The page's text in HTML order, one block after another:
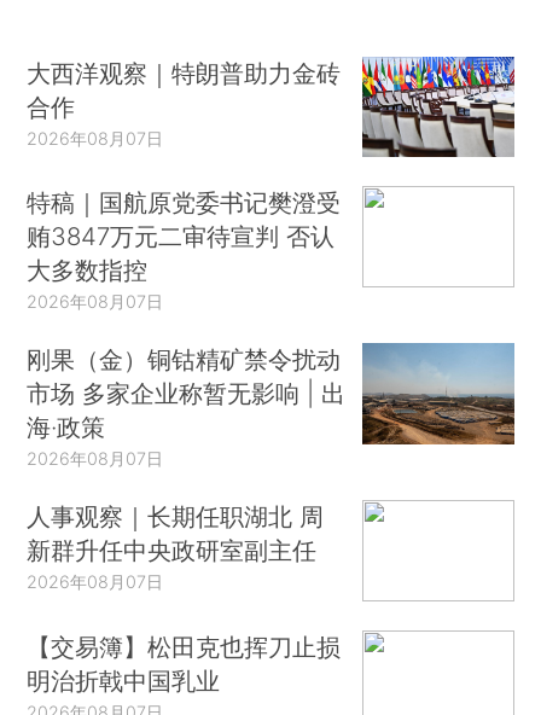
大西洋观察｜特朗普助力金砖
合作
2026年08月07日
特稿｜国航原党委书记樊澄受
贿3847万元二审待宣判 否认
大多数指控
2026年08月07日
刚果（金）铜钴精矿禁令扰动
市场 多家企业称暂无影响 | 出
海·政策
2026年08月07日
人事观察｜长期任职湖北 周
新群升任中央政研室副主任
2026年08月07日
【交易簿】松田克也挥刀止损
明治折戟中国乳业